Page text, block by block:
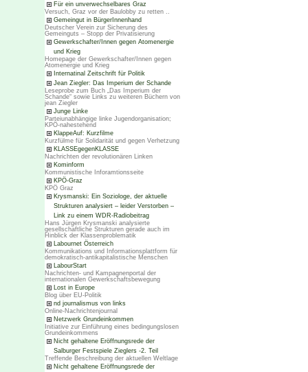
Für ein unverwechselbares Graz
Versuch, Graz vor der Baulobby zu retten ..
Gemeingut in BürgerInnenhand
Deutscher Verein zur Sicherung des
Gemeinguts – Stopp der Privatisierung
Gewerkschafter/Innen gegen Atomenergie
und Krieg
Homepage der Gewerkschafter/Innen gegen
Atomenergie und Krieg
Internatinal Zeitschrift für Politik
Jean Ziegler: Das Imperium der Schande
Leseprobe zum Buch „Das Imperium der
Schande“ sowie Links zu weiteren Büchern von
jean Ziegler
Junge Linke
Parteiunabhängige linke Jugendorganisation;
KPÖ-nahestehend
KlappeAuf: Kurzfilme
Kurzfülme für Solidarität und gegen Verhetzung
KLASSEgegenKLASSE
Nachrichten der revolutionären Linken
Kominform
Kommunistische Inforamtionsseite
KPÖ-Graz
KPÖ Graz
Krysmanski: Ein Soziologe, der aktuelle
Strukturen analysiert – leider Verstorben –
Link zu einem WDR-Radiobeitrag
Hans Jürgen Krysmanski analysierte
gesellschaftliche Strukturen gerade auch im
Hinblick der Klassenproblematik
Labournet Österreich
Kommunikations und Informationsplattform für
demokratisch-antikapitalistische Menschen
LabourStart
Nachrichten- und Kampagnenportal der
internationalen Gewerkschaftsbewegung
Lost in Europe
Blog über EU-Politik
nd journalismus von links
Online-Nachrichtenjournal
Netzwerk Grundeinkommen
Initiative zur Einführung eines bedingungslosen
Grundeinkommens
Nicht gehaltene Eröffnungsrede der
Salburger Festspiele Zieglers -2. Teil
Treffende Beschreibung der aktuellen Weltlage
Nicht gehaltene Eröffnungsrede der